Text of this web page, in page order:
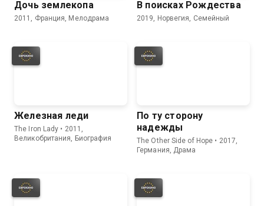
Дочь землекопа
2011, Франция, Мелодрама
В поисках Рождества
2019, Норвегия, Семейный
Железная леди
The Iron Lady • 2011,
Великобритания, Биография
По ту сторону
надежды
The Other Side of Hope • 2017,
Германия, Драма